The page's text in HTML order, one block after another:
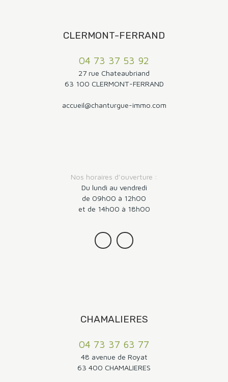
CLERMONT-FERRAND
04 73 37 53 92
27 rue Chateaubriand
63 100 CLERMONT-FERRAND
accueil@chanturgue-immo.com
Nos horaires d'ouverture :
Du lundi au vendredi
de 09h00 à 12h00
et de 14h00 à 18h00
CHAMALIERES
04 73 37 63 77
48 avenue de Royat
63 400 CHAMALIERES